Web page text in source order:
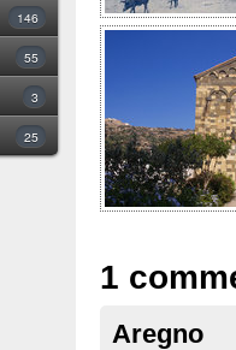
146
55
3
25
1
Aregno